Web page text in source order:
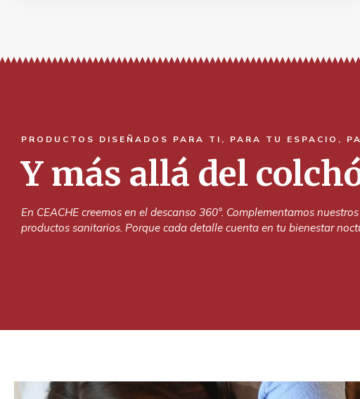
PRODUCTOS DISEÑADOS PARA TI, PARA TU ESPACIO,
Y más allá del
En CEACHE creemos en el descanso 360°. Complementamos
productos sanitarios. Porque cada detalle cuenta en tu bienestar